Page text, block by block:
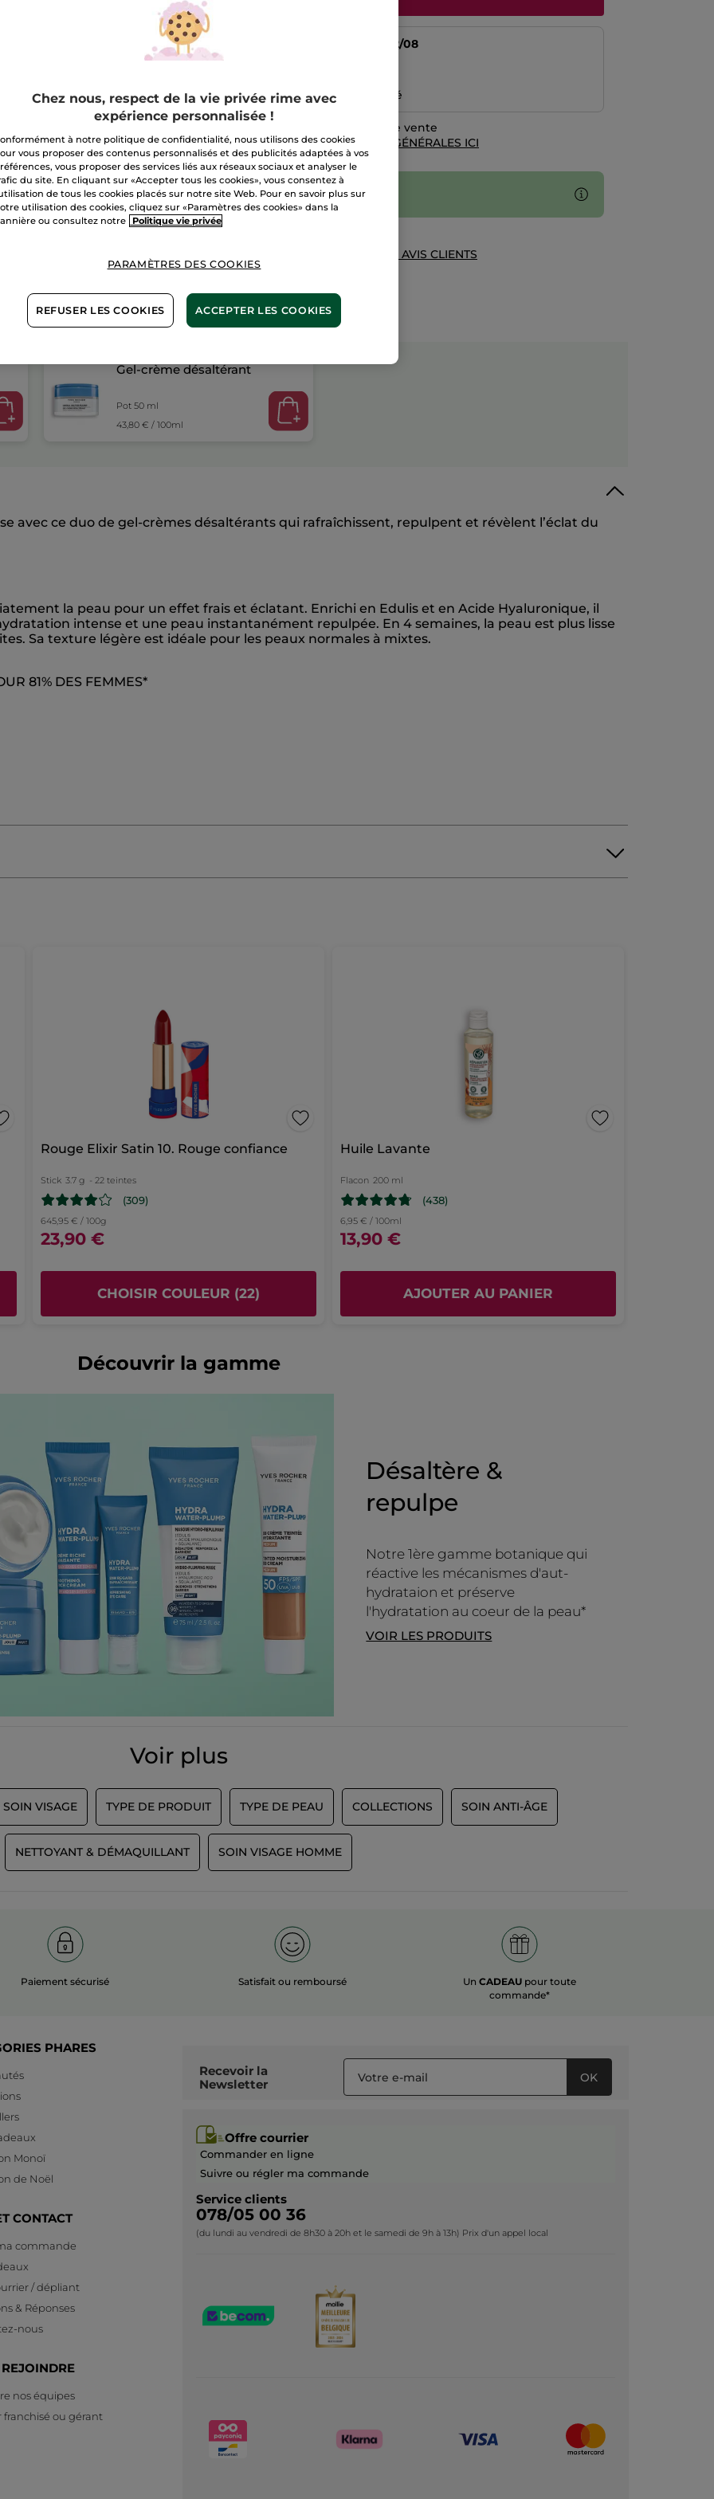
12/08
Satisfait ou remboursé
Conditions générales de vente
VOIR LES CONDITIONS GÉNÉRALES ICI
1+1 OFFERT*(4)
VOIR LA POLITIQUE DES AVIS CLIENTS
Gel-crème désaltérant
Pot 50 ml
43,80 € / 100ml
avec ce duo de gel-crèmes désaltérants qui rafraîchissent, repulpent et révèlent l’éclat du
la peau pour un effet frais et éclatant. Enrichi en Edulis et en Acide Hyaluronique, il
intense et une peau instantanément repulpée. En 4 semaines, la peau est plus lisse
Sa texture légère est idéale pour les peaux normales à mixtes.
81% DES FEMMES*
Rouge Elixir Satin 10. Rouge confiance
Stick 3.7 g - 22 teintes
(309)
645,95 € / 100g
23,90 €
CHOISIR COULEUR (22)
Huile Lavante
Flacon 200 ml
(438)
6,95 € / 100ml
13,90 €
AJOUTER AU PANIER
Découvrir la gamme
Désaltère &
repulpe
Notre 1ère gamme botanique qui
réactive les mécanismes d'aut-
hydrataion et préserve
l'hydratation au coeur de la peau*
VOIR LES PRODUITS
Voir plus
SOIN VISAGE TYPE DE PRODUIT TYPE DE PEAU COLLECTIONS SOIN ANTI-ÂGE
NETTOYANT & DÉMAQUILLANT SOIN VISAGE HOMME
Paiement sécurisé Satisfait ou remboursé Un CADEAUpour toute
commande*
PHARES
Monoï
de Noël
CONTACT
commande
/ dépliant
& Réponses
nous
nos équipes
franchisé ou gérant
Recevoir la
Newsletter
OK
Offre courrier
Commander en ligne
Suivre ou régler ma commande
Service clients
078/05 00 36
(du lundi au vendredi de 8h30 à 20h et le samedi de 9h à 13h) Prix d'un appel local
Chez nous, respect de la vie privée rime avec
expérience personnalisée !
à notre politique de confidentialité, nous utilisons des cookies
vous proposer des contenus personnalisés et des publicités adaptées à vos
vous proposer des services liés aux réseaux sociaux et analyser le
du site. En cliquant sur «Accepter tous les cookies», vous consentez à
de tous les cookies placés sur notre site Web. Pour en savoir plus sur
utilisation des cookies, cliquez sur «Paramètres des cookies» dans la
ou consultez notre
Politique vie privée
PARAMÈTRES DES COOKIES
REFUSER LES COOKIES ACCEPTER LES COOKIES